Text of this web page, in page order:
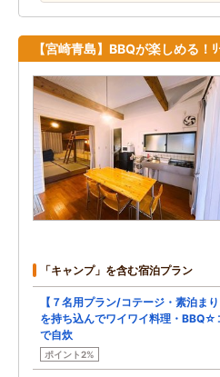
【宮崎青島】BBQが楽しめる！
「キャンプ」を含む宿泊プラン
【７名用プラン/コテージ・素泊ま
を持ち込んでワイワイ料理・BBQ☆
で自炊
ポイント2%